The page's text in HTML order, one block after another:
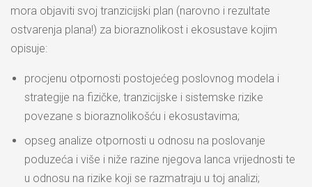
mora objaviti svoj tranzicijski plan (narovno i rezultate
ostvarenja plana!) za bioraznolikost i ekosustave kojim
opisuje:
procjenu otpornosti postojećeg poslovnog modela i
strategije na fizičke, tranzicijske i sistemske rizike
povezane s bioraznolikošću i ekosustavima;
opseg analize otpornosti u odnosu na poslovanje
poduzeća i više i niže razine njegova lanca vrijednosti te
u odnosu na rizike koji se razmatraju u toj analizi;